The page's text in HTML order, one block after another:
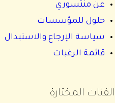
عن منتسوري
حلول للمؤسسات
سياسة الإرجاع والاستبدال
قائمة الرغبات
الفئات المختارة